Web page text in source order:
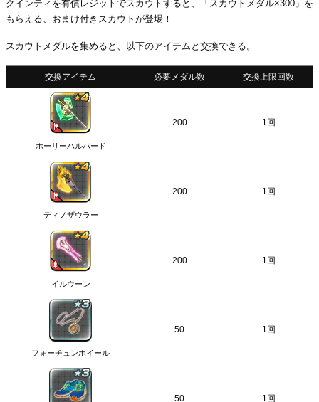
クインティを有償レジットでスカウトすると、「スカウトメダル×300」を
もらえる、おまけ付きスカウトが登場！
スカウトメダルを集めると、以下のアイテムと交換できる。
交換アイテム 必要メダル数 交換上限回数
ホーリーハルバード
200 1回
ディノザウラー
200 1回
イルウーン
200 1回
フォーチュンホイール
50 1回
50 1回